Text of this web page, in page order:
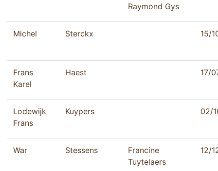
Raymond Gys
Michel Sterckx 15/
Frans
Karel
Haest 17/
Lodewijk
Frans
Kuypers 02/
War Stessens
Francine
Tuytelaers
12/